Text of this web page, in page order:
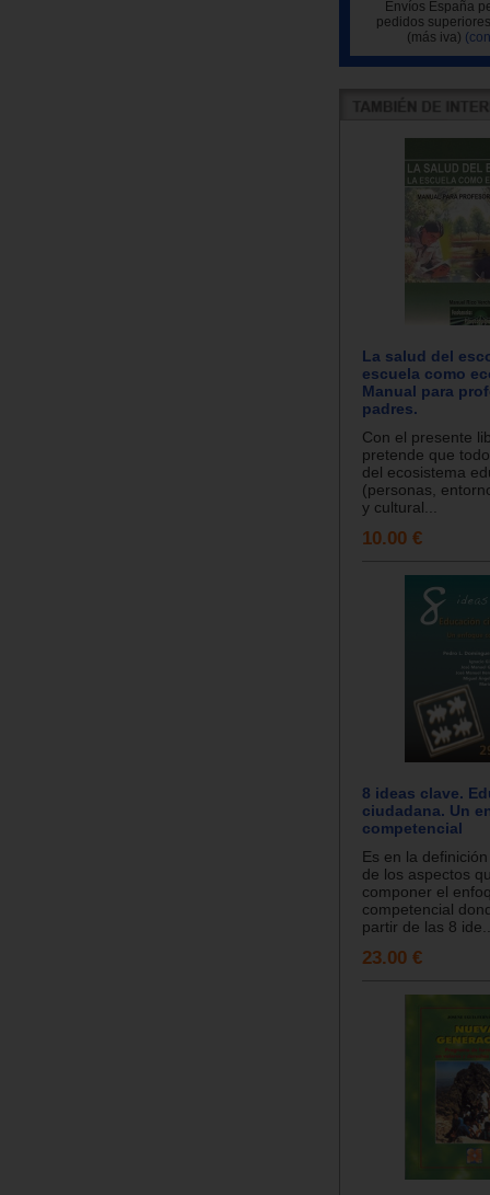
Envíos España
pedidos
(más iva)
La salud del
escuela como
Manual para
padres.
Con el presente
pretende que
del ecosistema
(personas,
y cultural...
10.00 €
8 ideas clave.
ciudadana. Un
competencial
Es en la
de los aspectos
componer el
competencial
partir de las 8
23.00 €